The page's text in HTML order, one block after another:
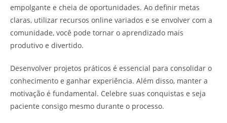
empolgante e cheia de oportunidades. Ao definir metas
claras, utilizar recursos online variados e se envolver com a
comunidade, você pode tornar o aprendizado mais
produtivo e divertido.
Desenvolver projetos práticos é essencial para consolidar o
conhecimento e ganhar experiência. Além disso, manter a
motivação é fundamental. Celebre suas conquistas e seja
paciente consigo mesmo durante o processo.